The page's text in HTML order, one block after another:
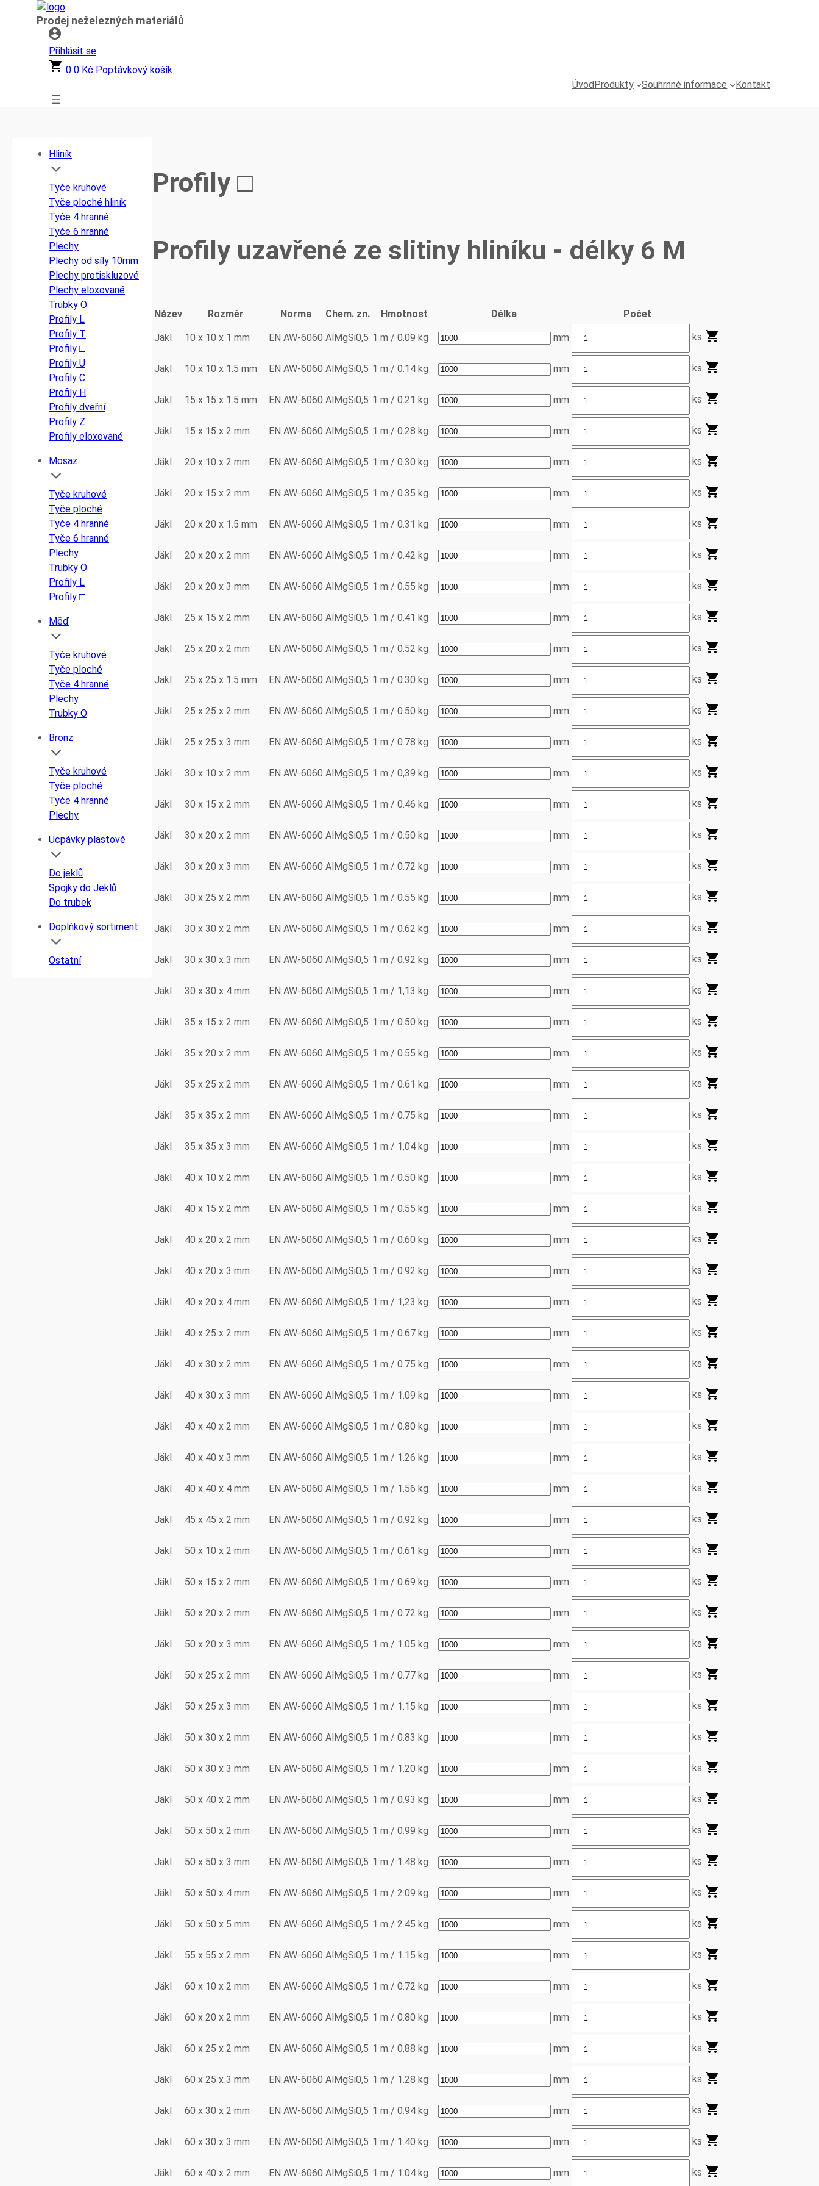
Přeskočit
Prodej neželezných materiálů
Přihlásit se
0 0 Kč Poptávkový košík
ÚvodProdukty Souhrnné informace Kontakt
Hliník
Tyče kruhové
Tyče ploché hliník
Tyče 4 hranné
Tyče 6 hranné
Plechy
Plechy od síly 10mm
Plechy protiskluzové
Plechy eloxované
Trubky O
Profily L
Profily T
Profily □
Profily U
Profily C
Profily H
Profily dveřní
Profily Z
Profily eloxované
Mosaz
Tyče kruhové
Tyče ploché
Tyče 4 hranné
Tyče 6 hranné
Plechy
Trubky O
Profily L
Profily □
Měď
Tyče kruhové
Tyče ploché
Tyče 4 hranné
Plechy
Trubky O
Bronz
Tyče kruhové
Tyče ploché
Tyče 4 hranné
Plechy
Ucpávky plastové
Do jeklů
Spojky do Jeklů
Do trubek
Doplňkový sortiment
Ostatní
Profily □
Profily uzavřené ze slitiny hliníku - délky 6 M
Název Rozměr Norma Chem. zn. Hmotnost Délka Počet
Jäkl 10 x 10 x 1 mm EN AW-6060 AlMgSi0,5 1 m / 0.09 kg mm ks
Jäkl 10 x 10 x 1.5 mm EN AW-6060 AlMgSi0,5 1 m / 0.14 kg mm ks
Jäkl 15 x 15 x 1.5 mm EN AW-6060 AlMgSi0,5 1 m / 0.21 kg mm ks
Jäkl 15 x 15 x 2 mm EN AW-6060 AlMgSi0,5 1 m / 0.28 kg mm ks
Jäkl 20 x 10 x 2 mm EN AW-6060 AlMgSi0,5 1 m / 0.30 kg mm ks
Jäkl 20 x 15 x 2 mm EN AW-6060 AlMgSi0,5 1 m / 0.35 kg mm ks
Jäkl 20 x 20 x 1.5 mm EN AW-6060 AlMgSi0,5 1 m / 0.31 kg mm ks
Jäkl 20 x 20 x 2 mm EN AW-6060 AlMgSi0,5 1 m / 0.42 kg mm ks
Jäkl 20 x 20 x 3 mm EN AW-6060 AlMgSi0,5 1 m / 0.55 kg mm ks
Jäkl 25 x 15 x 2 mm EN AW-6060 AlMgSi0,5 1 m / 0.41 kg mm ks
Jäkl 25 x 20 x 2 mm EN AW-6060 AlMgSi0,5 1 m / 0.52 kg mm ks
Jäkl 25 x 25 x 1.5 mm EN AW-6060 AlMgSi0,5 1 m / 0.30 kg mm ks
Jäkl 25 x 25 x 2 mm EN AW-6060 AlMgSi0,5 1 m / 0.50 kg mm ks
Jäkl 25 x 25 x 3 mm EN AW-6060 AlMgSi0,5 1 m / 0.78 kg mm ks
Jäkl 30 x 10 x 2 mm EN AW-6060 AlMgSi0,5 1 m / 0,39 kg mm ks
Jäkl 30 x 15 x 2 mm EN AW-6060 AlMgSi0,5 1 m / 0.46 kg mm ks
Jäkl 30 x 20 x 2 mm EN AW-6060 AlMgSi0,5 1 m / 0.50 kg mm ks
Jäkl 30 x 20 x 3 mm EN AW-6060 AlMgSi0,5 1 m / 0.72 kg mm ks
Jäkl 30 x 25 x 2 mm EN AW-6060 AlMgSi0,5 1 m / 0.55 kg mm ks
Jäkl 30 x 30 x 2 mm EN AW-6060 AlMgSi0,5 1 m / 0.62 kg mm ks
Jäkl 30 x 30 x 3 mm EN AW-6060 AlMgSi0,5 1 m / 0.92 kg mm ks
Jäkl 30 x 30 x 4 mm EN AW-6060 AlMgSi0,5 1 m / 1,13 kg mm ks
Jäkl 35 x 15 x 2 mm EN AW-6060 AlMgSi0,5 1 m / 0.50 kg mm ks
Jäkl 35 x 20 x 2 mm EN AW-6060 AlMgSi0,5 1 m / 0.55 kg mm ks
Jäkl 35 x 25 x 2 mm EN AW-6060 AlMgSi0,5 1 m / 0.61 kg mm ks
Jäkl 35 x 35 x 2 mm EN AW-6060 AlMgSi0,5 1 m / 0.75 kg mm ks
Jäkl 35 x 35 x 3 mm EN AW-6060 AlMgSi0,5 1 m / 1,04 kg mm ks
Jäkl 40 x 10 x 2 mm EN AW-6060 AlMgSi0,5 1 m / 0.50 kg mm ks
Jäkl 40 x 15 x 2 mm EN AW-6060 AlMgSi0,5 1 m / 0.55 kg mm ks
Jäkl 40 x 20 x 2 mm EN AW-6060 AlMgSi0,5 1 m / 0.60 kg mm ks
Jäkl 40 x 20 x 3 mm EN AW-6060 AlMgSi0,5 1 m / 0.92 kg mm ks
Jäkl 40 x 20 x 4 mm EN AW-6060 AlMgSi0,5 1 m / 1,23 kg mm ks
Jäkl 40 x 25 x 2 mm EN AW-6060 AlMgSi0,5 1 m / 0.67 kg mm ks
Jäkl 40 x 30 x 2 mm EN AW-6060 AlMgSi0,5 1 m / 0.75 kg mm ks
Jäkl 40 x 30 x 3 mm EN AW-6060 AlMgSi0,5 1 m / 1.09 kg mm ks
Jäkl 40 x 40 x 2 mm EN AW-6060 AlMgSi0,5 1 m / 0.80 kg mm ks
Jäkl 40 x 40 x 3 mm EN AW-6060 AlMgSi0,5 1 m / 1.26 kg mm ks
Jäkl 40 x 40 x 4 mm EN AW-6060 AlMgSi0,5 1 m / 1.56 kg mm ks
Jäkl 45 x 45 x 2 mm EN AW-6060 AlMgSi0,5 1 m / 0.92 kg mm ks
Jäkl 50 x 10 x 2 mm EN AW-6060 AlMgSi0,5 1 m / 0.61 kg mm ks
Jäkl 50 x 15 x 2 mm EN AW-6060 AlMgSi0,5 1 m / 0.69 kg mm ks
Jäkl 50 x 20 x 2 mm EN AW-6060 AlMgSi0,5 1 m / 0.72 kg mm ks
Jäkl 50 x 20 x 3 mm EN AW-6060 AlMgSi0,5 1 m / 1.05 kg mm ks
Jäkl 50 x 25 x 2 mm EN AW-6060 AlMgSi0,5 1 m / 0.77 kg mm ks
Jäkl 50 x 25 x 3 mm EN AW-6060 AlMgSi0,5 1 m / 1.15 kg mm ks
Jäkl 50 x 30 x 2 mm EN AW-6060 AlMgSi0,5 1 m / 0.83 kg mm ks
Jäkl 50 x 30 x 3 mm EN AW-6060 AlMgSi0,5 1 m / 1.20 kg mm ks
Jäkl 50 x 40 x 2 mm EN AW-6060 AlMgSi0,5 1 m / 0.93 kg mm ks
Jäkl 50 x 50 x 2 mm EN AW-6060 AlMgSi0,5 1 m / 0.99 kg mm ks
Jäkl 50 x 50 x 3 mm EN AW-6060 AlMgSi0,5 1 m / 1.48 kg mm ks
Jäkl 50 x 50 x 4 mm EN AW-6060 AlMgSi0,5 1 m / 2.09 kg mm ks
Jäkl 50 x 50 x 5 mm EN AW-6060 AlMgSi0,5 1 m / 2.45 kg mm ks
Jäkl 55 x 55 x 2 mm EN AW-6060 AlMgSi0,5 1 m / 1.15 kg mm ks
Jäkl 60 x 10 x 2 mm EN AW-6060 AlMgSi0,5 1 m / 0.72 kg mm ks
Jäkl 60 x 20 x 2 mm EN AW-6060 AlMgSi0,5 1 m / 0.80 kg mm ks
Jäkl 60 x 25 x 2 mm EN AW-6060 AlMgSi0,5 1 m / 0,88 kg mm ks
Jäkl 60 x 25 x 3 mm EN AW-6060 AlMgSi0,5 1 m / 1.28 kg mm ks
Jäkl 60 x 30 x 2 mm EN AW-6060 AlMgSi0,5 1 m / 0.94 kg mm ks
Jäkl 60 x 30 x 3 mm EN AW-6060 AlMgSi0,5 1 m / 1.40 kg mm ks
Jäkl 60 x 40 x 2 mm EN AW-6060 AlMgSi0,5 1 m / 1.04 kg mm ks